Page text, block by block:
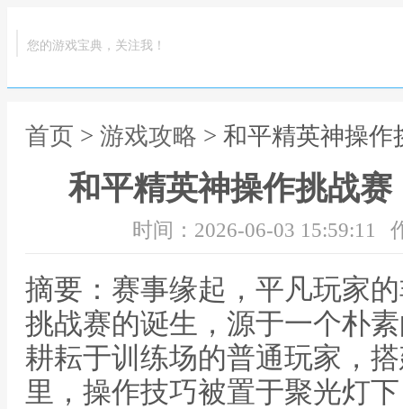
您的游戏宝典，关注我！
首页 > 游戏攻略 > 和平精英神操
和平精英神操作挑战
时间：2026-06-03 15:59:11
摘要：赛事缘起，平凡玩家
挑战赛的诞生，源于一个朴
耕耘于训练场的普通玩家，
里，操作技巧被置于聚光灯